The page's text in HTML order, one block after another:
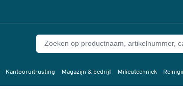
Kantooruitrusting Magazijn & bedrijf Milieutechniek